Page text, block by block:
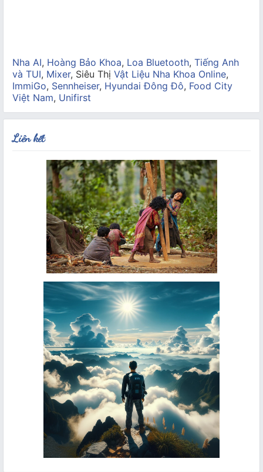
Nha AI, Hoàng Bảo Khoa, Loa Bluetooth, Tiếng Anh
và TUI, Mixer, Siêu Thị Vật Liệu Nha Khoa Online,
ImmiGo, Sennheiser, Hyundai Đông Đô, Food City
Việt Nam, Unifirst
Liên kết